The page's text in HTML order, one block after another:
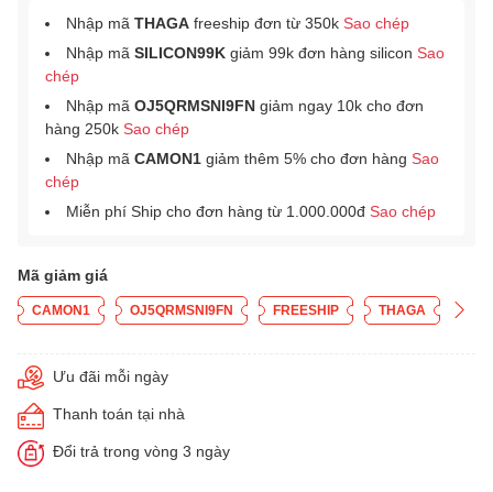
Nhập mã THAGA freeship đơn từ 350k Sao chép
Nhập mã SILICON99K giảm 99k đơn hàng silicon Sao
chép
Nhập mã OJ5QRMSNI9FN giảm ngay 10k cho đơn
hàng 250k Sao chép
Nhập mã CAMON1 giảm thêm 5% cho đơn hàng Sao
chép
Miễn phí Ship cho đơn hàng từ 1.000.000đ Sao chép
Mã giảm giá
CAMON1 OJ5QRMSNI9FN FREESHIP THAGA
Ưu đãi mỗi ngày
Thanh toán tại nhà
Đổi trả trong vòng 3 ngày